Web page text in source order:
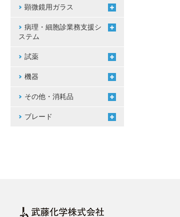
顕微鏡用ガラス
病理・細胞診業務支援シ
ステム
試薬
機器
その他・消耗品
ブレード